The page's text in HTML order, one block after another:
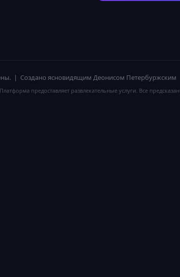
| Создано ясновидящим Деонисом Петербуржским
Платформа предоставляет развлекательные услуги. Все